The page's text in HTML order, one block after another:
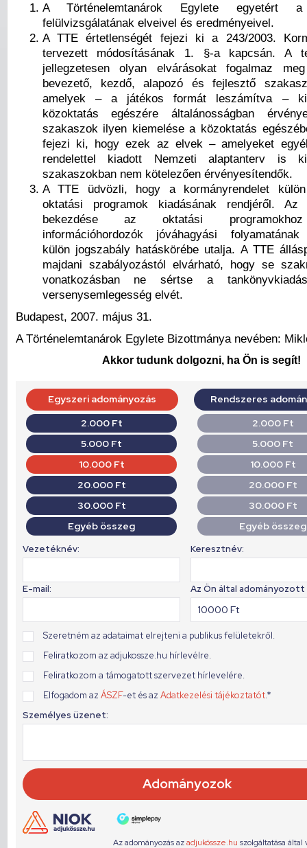
A Történelemtanárok Egylete egyetért
felülvizsgálatának elveivel és eredményeivel.
A TTE értetlenségét fejezi ki a 243/2003.
tervezett módosításának 1. §-a kapcsán. A
jellegzetesen olyan elvárásokat fogalmaz
bevezető, kezdő, alapozó és fejlesztő
amelyek – a játékos formát leszámítva –
közoktatás egészére általánosságban
szakaszok ilyen kiemelése a közoktatás
fejezi ki, hogy ezek az elvek – amelyeket
rendelettel kiadott Nemzeti alaptanterv is
szakaszokban nem kötelezően érvényesítendők.
A TTE üdvözli, hogy a kormányrendelet
oktatási programok kiadásának rendjéről.
bekezdése az oktatási
információhordozók jóváhagyási
külön jogszabály hatáskörébe utalja. A TTE
majdani szabályozástól elvárható, hogy se
vonatkozásban ne sértse a
versenysemlegesség elvét.
Budapest, 2007. május 31.
A Történelemtanárok Egylete Bizottmánya nevében:
Akkor tudunk dolgozni, ha Ön is segít!